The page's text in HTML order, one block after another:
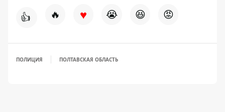
👍 🔥 ♥ 😭 😆 😡
ПОЛИЦИЯ ПОЛТАВСКАЯ ОБЛАСТЬ